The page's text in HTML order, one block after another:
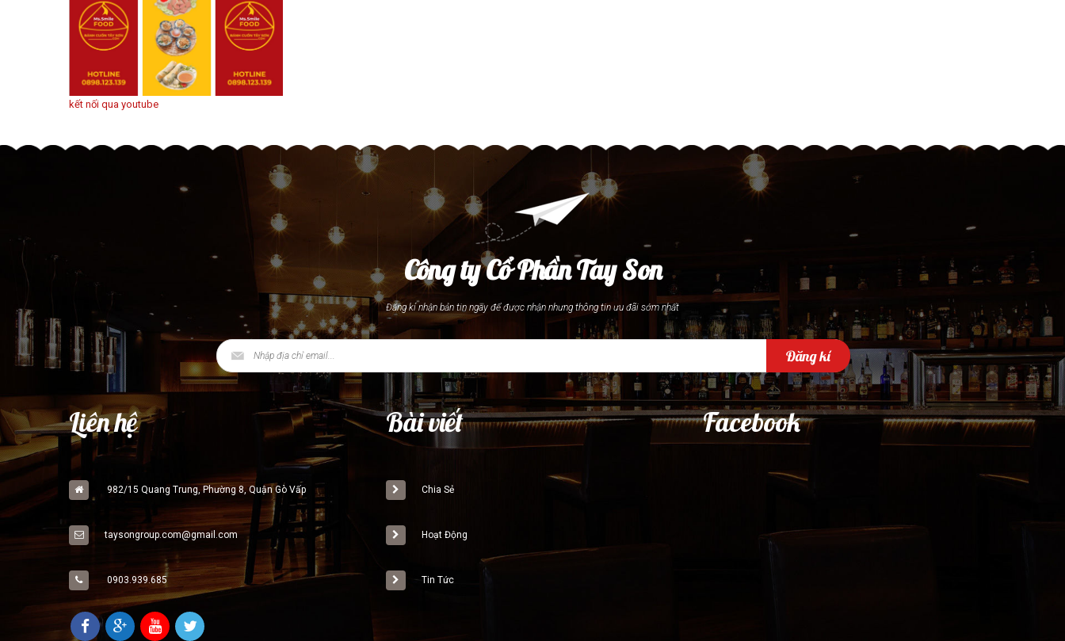
kết nối qua youtube
Công ty Cổ Phần Tay Son
Đăng kí nhận bản tin ngay để được nhận nhưng thông tin ưu đãi sớm nhất
Đăng kí
Liên hệ
982/15 Quang Trung, Phường 8, Quận Gò Vấp
taysongroup.com@gmail.com
0903.939.685
Bài viết
Chia Sẻ
Hoạt Động
Tin Tức
Facebook